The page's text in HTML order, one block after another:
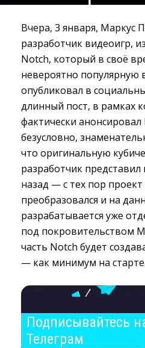
Вчера, 3 января, Маркус
разработчик видеоигр,
Notch, который в своё
невероятно популярную
опубликовал в
длинный пост, в рамках
фактически
безусловно,
что оригинальную
разработчик представил
назад — с тех пор
преобразовался и на
разрабатывается уже
под покровительством
часть Notch будет
— как минимум на старте.
Подписывайтесь
Телеграм